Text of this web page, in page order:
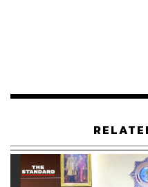
คำตอบ:การกระทำความผิด
ซึ่งมีอายุความ 15 ปี จึงจะห
2558) ส่วนกรณีความผิดตา
ประกอบมาตรา 89/7 และม
จะหมดอายุความในปี 2568